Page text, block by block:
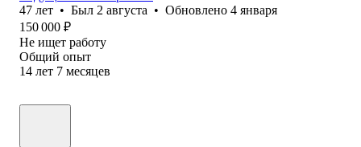
47 лет • Был 2 августа • Обновлено 4 января
150 000 ₽
Не ищет работу
Общий опыт
14 лет 7 месяцев